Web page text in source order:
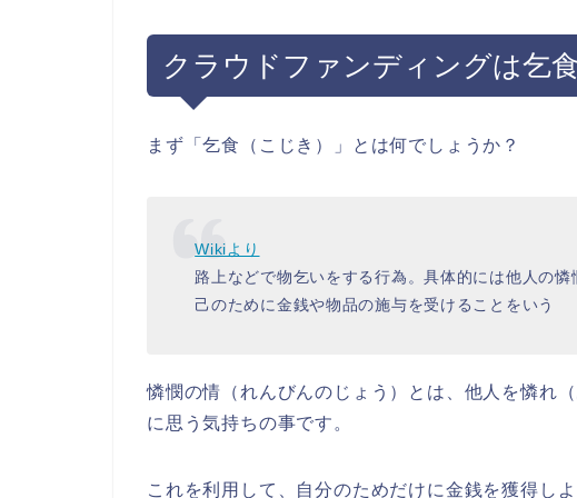
クラウドファンディングは乞
まず「乞食（こじき）」とは何でしょうか？
Wikiより
路上などで物乞いをする行為。具体的には他人の
己のために金銭や物品の施与を受けることをいう
憐憫の情（れんびんのじょう）とは、他人を憐れ
に思う気持ちの事です。
これを利用して、自分のためだけに金銭を獲得し